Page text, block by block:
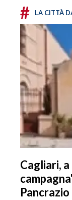
# LA CITTÀ
Cagliari,
Pancrazio